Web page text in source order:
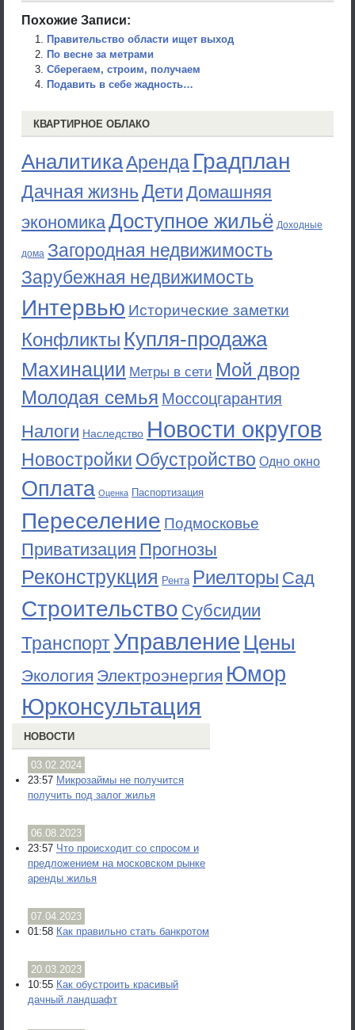
Похожие Записи:
Правительство области ищет выход
По весне за метрами
Сберегаем, строим, получаем
Подавить в себе жадность…
КВАРТИРНОЕ ОБЛАКО
АналитикаАренда Градплан
Дачная жизньДети Домашняя
экономикаДоступное жильё Доходные
дома Загородная недвижимость
Зарубежная недвижимость
Интервью Исторические заметки
Конфликты Купля-продажа
Махинации Метры в сети Мой двор
Молодая семья Моссоцгарантия
Налоги Наследство Новости округов
Новостройки Обустройство Одно окно
Оплата Оценка Паспортизация
Переселение Подмосковье
Приватизация Прогнозы
Реконструкция Рента Риелторы Сад
Строительство Субсидии
ТранспортУправление Цены
Экология Электроэнергия Юмор
Юрконсультация
НОВОСТИ
03.02.2024
23:57 Микрозаймы не получится
получить под залог жилья
06.08.2023
23:57 Что происходит со спросом и
предложением на московском рынке
аренды жилья
07.04.2023
01:58 Как правильно стать банкротом
20.03.2023
10:55 Как обустроить красивый
дачный ландшафт